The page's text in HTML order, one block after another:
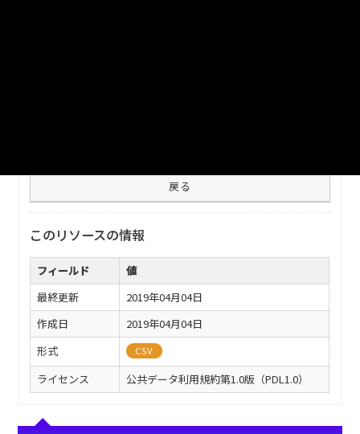
戻る
このリソースの情報
フィールド
値
最終更新
2019年04月04日
作成日
2019年04月04日
形式
CSV
ライセンス 公共データ利用規約第1.0版（PDL1.0）